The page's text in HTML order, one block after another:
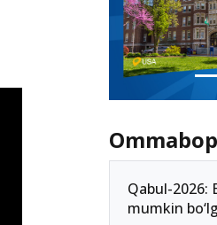
Ommabop
Qabul-2026:
mumkin